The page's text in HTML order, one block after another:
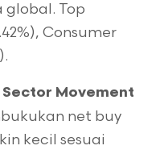
Top
Consumer
Movement
net buy
kecil sesuai